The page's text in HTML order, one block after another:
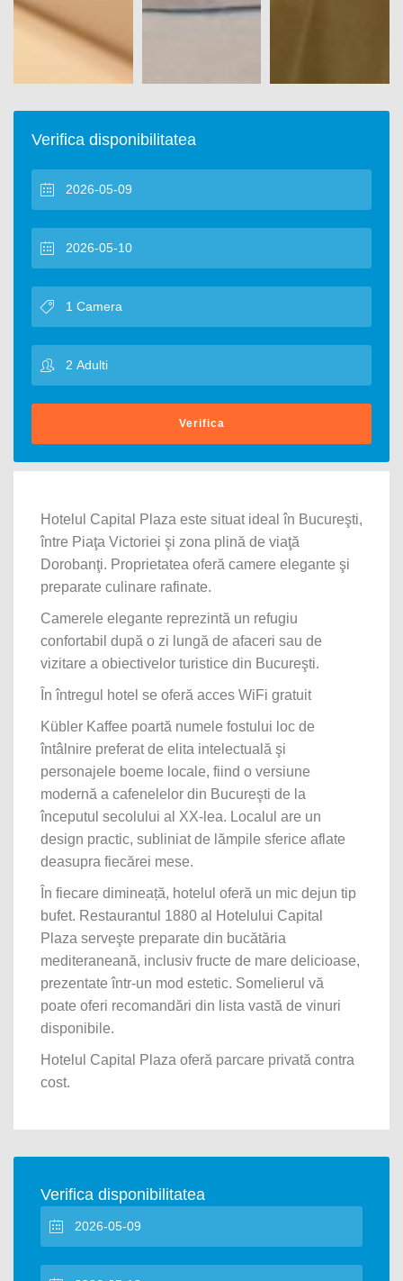
Verifica disponibilitatea
Verifica
Hotelul Capital Plaza este situat ideal în Bucureşti,
între Piaţa Victoriei şi zona plină de viaţă
Dorobanţi. Proprietatea oferă camere elegante şi
preparate culinare rafinate.
Camerele elegante reprezintă un refugiu
confortabil după o zi lungă de afaceri sau de
vizitare a obiectivelor turistice din Bucureşti.
În întregul hotel se oferă acces WiFi gratuit
Kübler Kaffee poartă numele fostului loc de
întâlnire preferat de elita intelectuală şi
personajele boeme locale, fiind o versiune
modernă a cafenelelor din Bucureşti de la
începutul secolului al XX-lea. Localul are un
design practic, subliniat de lămpile sferice aflate
deasupra fiecărei mese.
În fiecare dimineață, hotelul oferă un mic dejun tip
bufet. Restaurantul 1880 al Hotelului Capital
Plaza serveşte preparate din bucătăria
mediteraneană, inclusiv fructe de mare delicioase,
prezentate într-un mod estetic. Somelierul vă
poate oferi recomandări din lista vastă de vinuri
disponibile.
Hotelul Capital Plaza oferă parcare privată contra
cost.
Verifica disponibilitatea